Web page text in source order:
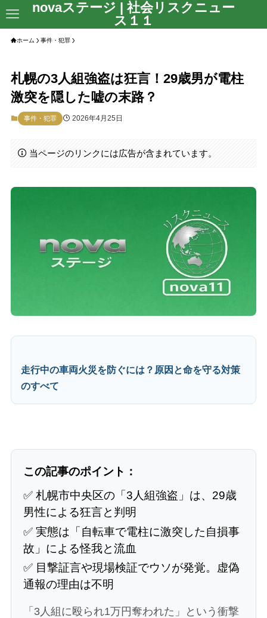
novaステージ | 社会リスクニュー
ス１１
ホーム 事件・犯罪
札幌の3人組強盗は狂言！29歳男が電柱
激突を隠した嘘の末路？
事件・犯罪 2026年4月25日
当ページのリンクには広告が含まれています。
走行中の車両火災を防ぐには？原因と命を守る対策
のすべて
この記事のポイント：
✅ 札幌市中央区の「3人組強盗」は、29歳
男性による狂言と判明
✅ 実態は「自転車で電柱に激突した自損事
故」による怪我と流血
✅ 目撃証言や現場検証でウソが発覚。虚偽
通報の理由は不明
「3人組に殴られ1万円奪われた」という衝撃